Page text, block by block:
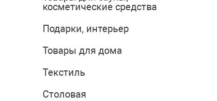
косметические средства
Подарки, интерьер
Товары для дома
Текстиль
Столовая